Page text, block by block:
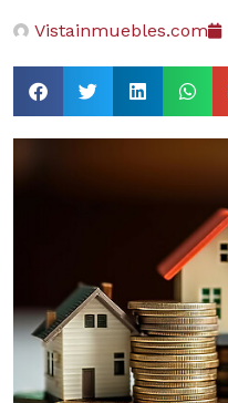
Vistainmuebles.com